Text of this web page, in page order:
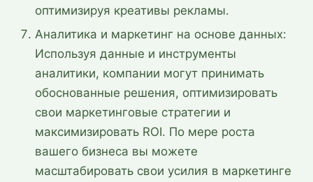
оптимизируя креативы рекламы.
Аналитика и маркетинг на основе данных:
Используя данные и инструменты
аналитики, компании могут принимать
обоснованные решения, оптимизировать
свои маркетинговые стратегии и
максимизировать ROI. По мере роста
вашего бизнеса вы можете
масштабировать свои усилия в маркетинге